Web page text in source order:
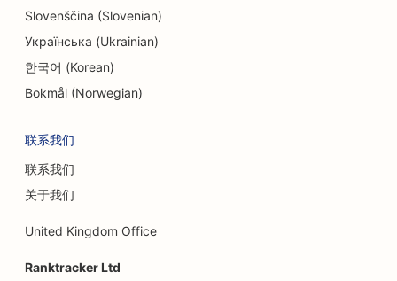
Slovenščina (Slovenian)
Українська (Ukrainian)
한국어 (Korean)
Bokmål (Norwegian)
联系我们
联系我们
关于我们
United Kingdom Office
Ranktracker Ltd